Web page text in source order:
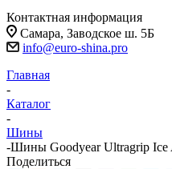
Контактная информация
Самара, Заводское ш. 5Б
info@euro-shina.pro
Главная
-
Каталог
-
Шины
-Шины Goodyear Ultragrip Ice
Поделиться